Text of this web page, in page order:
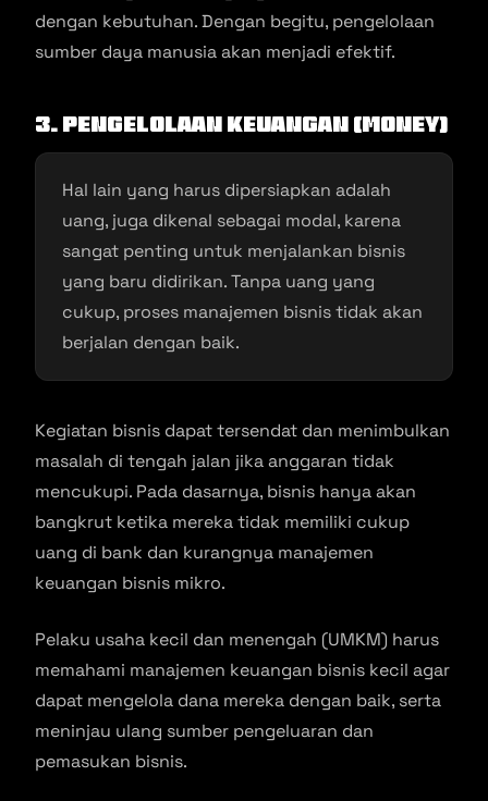
dengan kebutuhan. Dengan begitu, pengelolaan
sumber daya manusia akan menjadi efektif.
3. Pengelolaan Keuangan (Money)
Hal lain yang harus dipersiapkan adalah
uang, juga dikenal sebagai modal, karena
sangat penting untuk menjalankan bisnis
yang baru didirikan. Tanpa uang yang
cukup, proses manajemen bisnis tidak akan
berjalan dengan baik.
Kegiatan bisnis dapat tersendat dan menimbulkan
masalah di tengah jalan jika anggaran tidak
mencukupi. Pada dasarnya, bisnis hanya akan
bangkrut ketika mereka tidak memiliki cukup
uang di bank dan kurangnya manajemen
keuangan bisnis mikro.
Pelaku usaha kecil dan menengah (UMKM) harus
memahami manajemen keuangan bisnis kecil agar
dapat mengelola dana mereka dengan baik, serta
meninjau ulang sumber pengeluaran dan
pemasukan bisnis.